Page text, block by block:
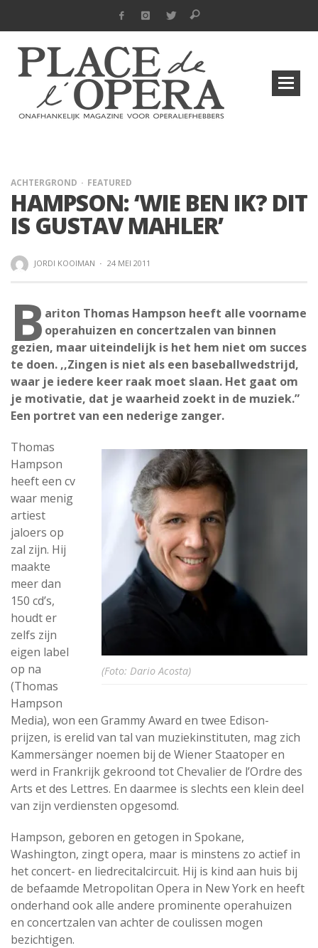
ACHTERGROND FEATURED
HAMPSON: ‘WIE BEN IK? DIT
IS GUSTAV MAHLER’
JORDI KOOIMAN · 24 MEI 2011
B ariton Thomas Hampson heeft alle voorname
operahuizen en concertzalen van binnen
gezien, maar uiteindelijk is het hem niet om succes
te doen. ,,Zingen is niet als een baseballwedstrijd,
waar je iedere keer raak moet slaan. Het gaat om
je motivatie, dat je waarheid zoekt in de muziek.”
Een portret van een nederige zanger.
(Foto: Dario Acosta)
Thomas
Hampson
heeft een cv
waar menig
artiest
jaloers op
zal zijn. Hij
maakte
meer dan
150 cd’s,
houdt er
zelfs zijn
eigen label
op na
(Thomas
Hampson
Media), won een Grammy Award en twee Edison-
prijzen, is erelid van tal van muziekinstituten, mag zich
Kammersänger noemen bij de Wiener Staatoper en
werd in Frankrijk gekroond tot Chevalier de l’Ordre des
Arts et des Lettres. En daarmee is slechts een klein deel
van zijn verdiensten opgesomd.
Hampson, geboren en getogen in Spokane,
Washington, zingt opera, maar is minstens zo actief in
het concert- en liedrecitalcircuit. Hij is kind aan huis bij
de befaamde Metropolitan Opera in New York en heeft
onderhand ook alle andere prominente operahuizen
en concertzalen van achter de coulissen mogen
bezichtigen.